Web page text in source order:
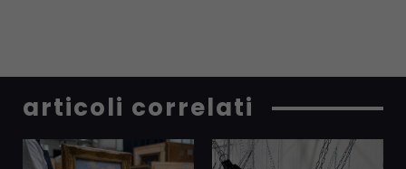
articoli correlati